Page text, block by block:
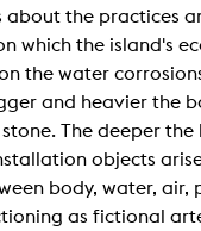
about the practices
which the island's
the water
and heavier the
The deeper
objects
body, water, air,
as fictional